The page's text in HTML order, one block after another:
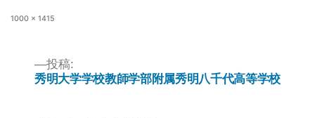
1000 × 1415
投稿:
秀明大学学校教師学部附属秀明八千代高等学校